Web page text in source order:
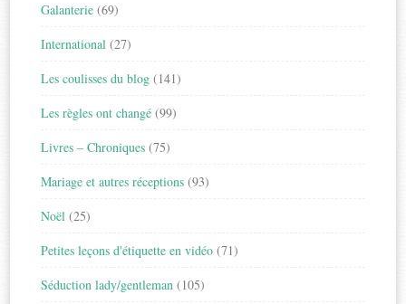
Galanterie (69)
International (27)
Les coulisses du blog (141)
Les règles ont changé (99)
Livres – Chroniques (75)
Mariage et autres réceptions (93)
Noël (25)
Petites leçons d'étiquette en vidéo (71)
Séduction lady/gentleman (105)